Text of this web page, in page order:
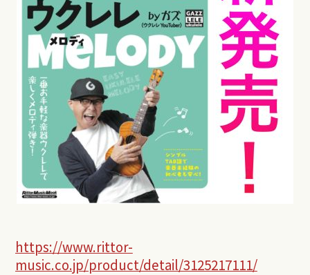
https://www.rittor-
music.co.jp/product/detail/3125217111/